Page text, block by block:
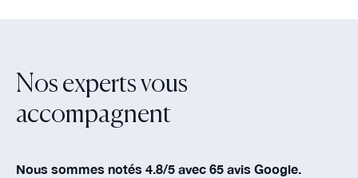
Nos experts vous
accompagnent‍
Nous sommes notés 4.8/5 avec 65 avis Google.